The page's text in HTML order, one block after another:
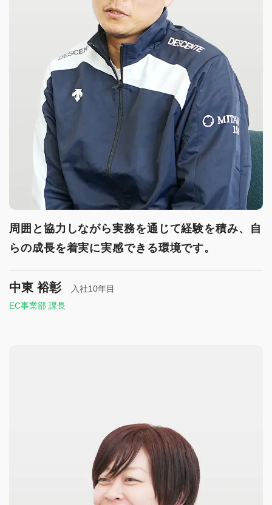
周囲と協力しながら実務を通じて経験を積み、自
らの成長を着実に実感できる環境です。
中東 裕彰
入社10年目
EC事業部 課長